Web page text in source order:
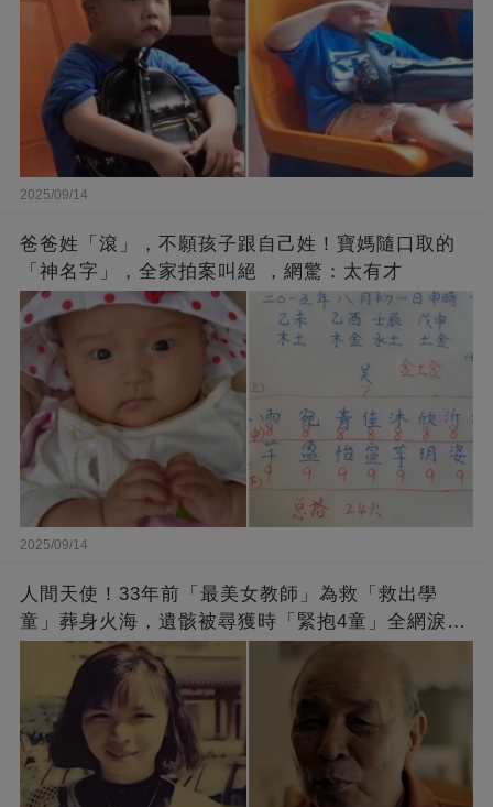
2025/09/14
爸爸姓「滾」，不願孩子跟自己姓！寶媽隨口取的
「神名字」，全家拍案叫絕 ，網驚：太有才
2025/09/14
人間天使！33年前「最美女教師」為救「救出學
童」葬身火海，遺骸被尋獲時「緊抱4童」全網淚
崩：真正的英雄不該被遺忘